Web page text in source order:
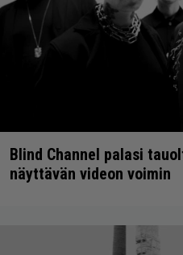
Blind Channel palasi
näyttävän videon voimin